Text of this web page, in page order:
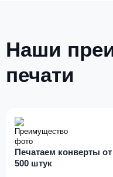
Наши
печати
Печатаем конверты от
500 штук